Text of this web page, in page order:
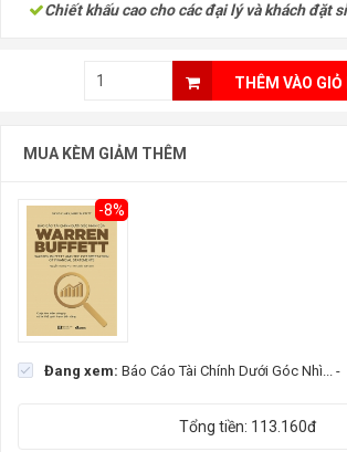
Chiết khấu cao cho các đại lý và khách đặt sỉ
THÊM VÀO GIỎ
MUA KÈM GIẢM THÊM
-8%
Đang xem: Báo Cáo Tài Chính Dưới Góc Nhì... -
Tổng tiền: 113.160đ